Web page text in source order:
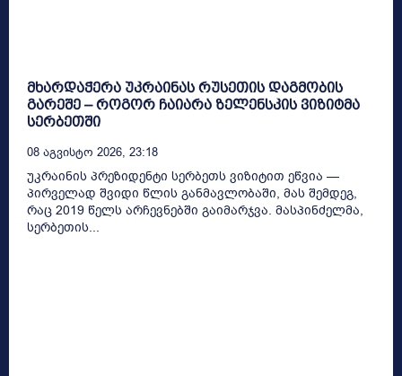
მხარდაჭერა უკრაინას რუსეთის დაგმობის
გარეშე – როგორ ჩაიარა ზელენსკის ვიზიტმა
სერბეთში
08 Აგვისტო 2026, 23:18
უკრაინის პრეზიდენტი სერბეთს ვიზიტით ეწვია —
პირველად შვიდი წლის განმავლობაში, მას შემდეგ,
რაც 2019 წელს არჩევნებში გაიმარჯვა. მასპინძელმა,
სერბეთის...